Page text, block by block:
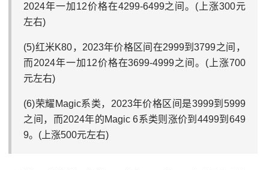
2024年一加12价格在4299-6499之间。(上涨300元
左右)
(5)红米K80，2023年价格区间在2999到3799之间‌，
而2024年一加12价格在3699-4999之间。(上涨700
元左右)
(6)荣耀Magic系类，2023年价格区间是3999到5999
之间，而2024年的Magic 6系类则涨价到4499到649
9。(上涨500元左右)